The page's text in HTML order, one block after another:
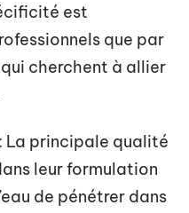
est
que par
cherchent à allier
: La principale qualité
leur formulation
de pénétrer dans